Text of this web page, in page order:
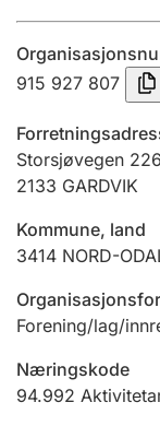
Tinglysing
Jeger
Betaling og
Andre tema
915 927 807
Storsjøvegen
2133 GARDVIK
Kommune, land
3414 NORD-
Forening/lag/
Næringskode
94.992